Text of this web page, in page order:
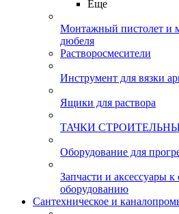
Еще
Монтажный пистолет и
дюбеля
Растворосмесители
Инструмент для вязки
Ящики для раствора
ТАЧКИ
Оборудование для
Запчасти и аксессуары к
оборудованию
Сантехническое и